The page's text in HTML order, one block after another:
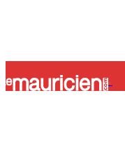
-